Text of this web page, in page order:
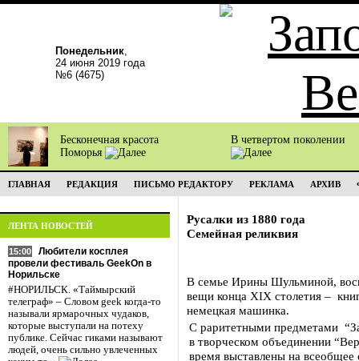
Понедельник,
24 июня 2019 года
№6 (4675)
Бесконечная красота
Поморья
В четвертом поколении
ГЛАВНАЯ РЕДАКЦИЯ ПИСЬМО РЕДАКТОРУ РЕКЛАМА АРХИВ
ЛЕНТА НОВОСТЕЙ
15:00
Любители косплея
провели фестиваль GeekOn в
Норильске
#НОРИЛЬСК. «Таймырский
телеграф» – Словом geek когда-то
называли ярмарочных чудаков,
которые выступали на потеху
публике. Сейчас гиками называют
людей, очень сильно увлеченных
Русалки из 1880 года
Семейная реликвия
В семье Ирины Шульминой,
вещи конца XIX столетия –
немецкая машинка.
С раритетными предметами
в творческом объединении
время выставлены на